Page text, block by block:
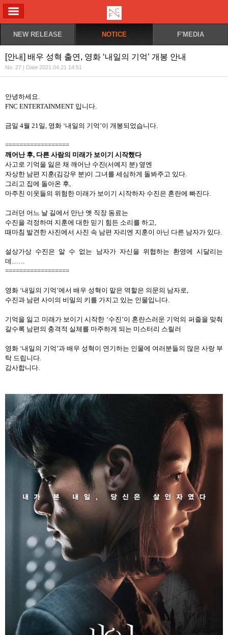
NEW RELEASE NOTICE F'MEDIA
[안내] 배우 성혁 출연, 영화 ‘내일의 기억’ 개봉 안내
No. 27 | Date 2021.04.21 14:51
안녕하세요.
FNC ENTERTAINMENT 입니다.
금일 4월 21일, 영화 ‘내일의 기억 ’이 개봉되었습니다.
==================
깨어난 후, 다른 사람의 미래가 보이기 시작했다
사고로 기억을 잃은 채 깨어난 수진(서예지 분) 옆엔
자상한 남편 지훈(김강우 분)이 그녀를 세심하게 돌봐주고 있다.
그리고 집에 돌아온 후,
마주친 이웃들의 위험한 미래가 보이기 시작하자 수진은 혼란에 빠진다.
그러던 어느 날 길에서 만난 옛 직장 동료는
수진을 걱정하며 지훈에 대한 믿기 힘든 소리를 하고,
때마침 발견한 사진에서 사진 속 남편 자리엔 지훈이 아닌 다른 남자가 있다.
설상가상 수진은 알 수 없는 남자가 자신을 위협하는 환영에 시달리는
데 ……
==================
영화 ‘내일의 기억 ’에서 배우 성혁이 맡은 역할은 의문의 남자로,
수진과 남편 사이의 비밀의 키를 가지고 있는 인물입니다.
기억을 잃고 미래가 보이기 시작한 ‘수진 ’이 혼란스러운 기억의 퍼즐을 맞춰
갈수록 남편의 충격적 실체를 마주하게 되는 미스터리 스릴러
영화 ‘내일의 기억 ’과 배우 성혁이 연기하는 인물에 여러분들의 많은 사랑 부
탁 드립니다.
감사합니다.